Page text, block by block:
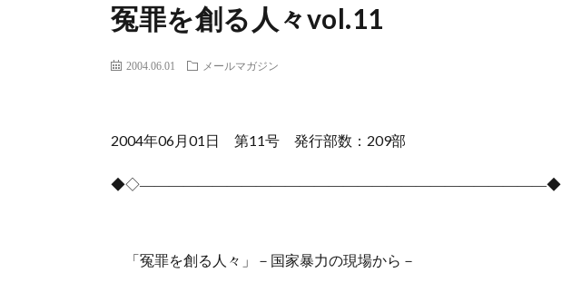
冤罪を創る人々vol.11
2004.06.01 メールマガジン
2004年06月01日 第11号 発行部数：209部
◆◇――――――――――――――――――――――――――――◆
「冤罪を創る人々」－国家暴力の現場から－